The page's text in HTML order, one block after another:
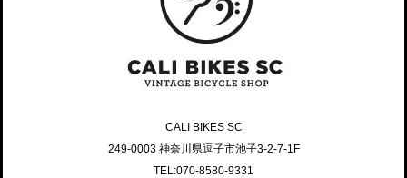
CALI BIKES SC
249-0003 神奈川県逗子市池子3-2-7-1F
TEL:070-8580-9331